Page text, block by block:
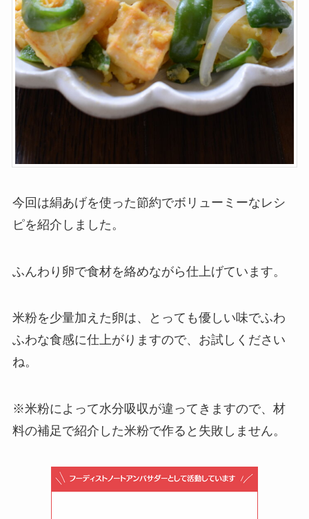
今回は絹あげを使った節約でボリューミーなレシ
ピを紹介しました。
ふんわり卵で食材を絡めながら仕上げています。
米粉を少量加えた卵は、とっても優しい味でふわ
ふわな食感に仕上がりますので、お試しください
ね。
※米粉によって水分吸収が違ってきますので、材
料の補足で紹介した米粉で作ると失敗しません。